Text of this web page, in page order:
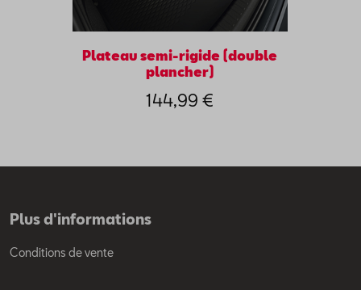
Plateau semi-rigide (double
plancher)
144,99 €
Plus d'informations
Conditions de vente